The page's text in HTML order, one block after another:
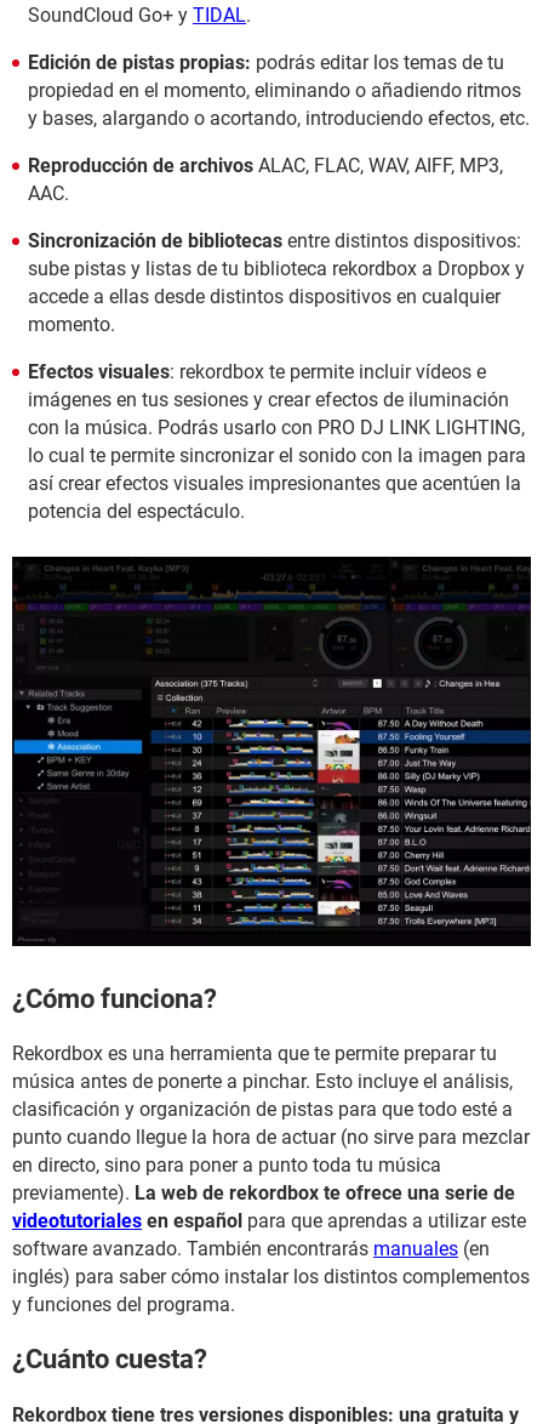
SoundCloud Go+ y TIDAL.
Edición de pistas propias: podrás editar los temas de tu
propiedad en el momento, eliminando o añadiendo ritmos
y bases, alargando o acortando, introduciendo efectos, etc.
Reproducción de archivos ALAC, FLAC, WAV, AIFF, MP3,
AAC.
Sincronización de bibliotecas entre distintos dispositivos:
sube pistas y listas de tu biblioteca rekordbox a Dropbox y
accede a ellas desde distintos dispositivos en cualquier
momento.
Efectos visuales: rekordbox te permite incluir vídeos e
imágenes en tus sesiones y crear efectos de iluminación
con la música. Podrás usarlo con PRO DJ LINK LIGHTING,
lo cual te permite sincronizar el sonido con la imagen para
así crear efectos visuales impresionantes que acentúen la
potencia del espectáculo.
¿Cómo funciona?
Rekordbox es una herramienta que te permite preparar tu
música antes de ponerte a pinchar. Esto incluye el análisis,
clasificación y organización de pistas para que todo esté a
punto cuando llegue la hora de actuar (no sirve para mezclar
en directo, sino para poner a punto toda tu música
previamente). La web de rekordbox te ofrece una serie de
videotutoriales en español para que aprendas a utilizar este
software avanzado. También encontrarás manuales (en
inglés) para saber cómo instalar los distintos complementos
y funciones del programa.
¿Cuánto cuesta?
Rekordbox tiene tres versiones disponibles: una gratuita y